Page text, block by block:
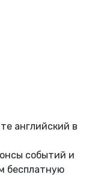
английский в
событий и
бесплатную